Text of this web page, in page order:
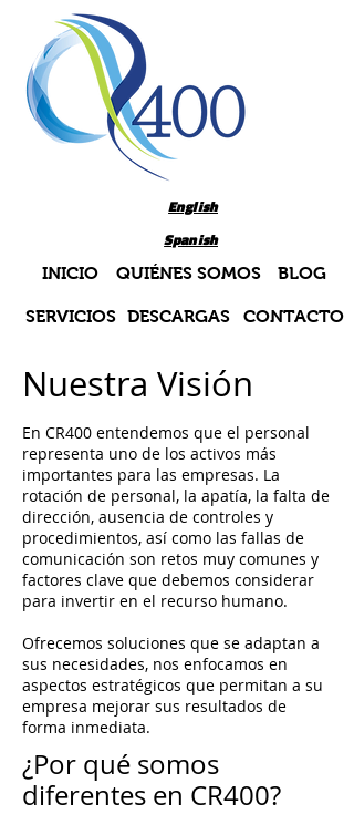
English
Spanish
QUIÉNES SOMOS
INICIO BLOG
SERVICIOS DESCARGAS CONTACTO
Nuestra Visión
En CR400 entendemos que el personal
representa uno de los activos más
importantes para las empresas. La
rotación de personal, la apatía, la falta de
dirección, ausencia de controles y
procedimientos, así como las fallas de
comunicación son retos muy comunes y
factores clave que debemos considerar
para invertir en el recurso humano.
Ofrecemos soluciones que se adaptan a
sus necesidades, nos enfocamos en
aspectos estratégicos que permitan a su
empresa mejorar sus resultados de
forma inmediata.
¿Por qué somos
diferentes en CR400?